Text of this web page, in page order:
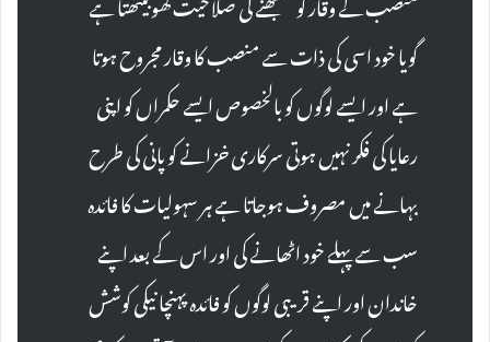
گویا خود اسی کی ذات سے منصب کا وقار مجروح ہوتا
ہے اور ایسے لوگوں کو بالخصوص ایسے حکمراں کو اپنی
رعایا کی فکر نہیں ہوتی سرکاری خزانے کو پانی کی طرح
بہانے میں مصروف ہوجاتا ہے ہر سہولیات کا فائدہ
سب سے پہلے خود اٹھانے کی اور اس کے بعد اپنے
خاندان اور اپنے قریبی لوگوں کو فائدہ پہنچا نیکی کوشش